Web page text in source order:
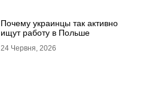
Почему украинцы так активно
ищут работу в Польше
24 Червня, 2026